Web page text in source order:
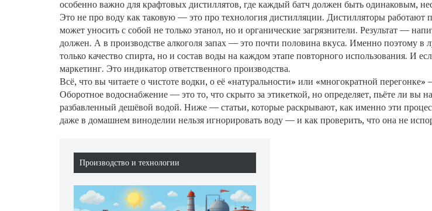
особенно важно для крафтовых дистиллятов, где каждый батч должен быть одинаковым,
Это не про воду как таковую — это про технология дистилляции. Дистилляторы работают
может уносить с собой не только этанол, но и органические загрязнители. Результат —
должен. А в производстве алкоголя запах — это почти половина вкуса. Именно поэтому в
только качество спирта, но и состав воды на каждом этапе повторного использования. И
маркетинг. Это индикатор ответственного производства.
Всё, что вы читаете о чистоте водки, о её «натуральности» или «многократной перегонке»
Оборотное водоснабжение — это то, что скрыто за этикеткой, но определяет, пьёте ли вы
разбавленный дешёвой водой. Ниже — статьи, которые раскрывают, как именно эти
даже в домашнем виноделии нельзя игнорировать воду — и как проверить, что она не
Производство и технологии